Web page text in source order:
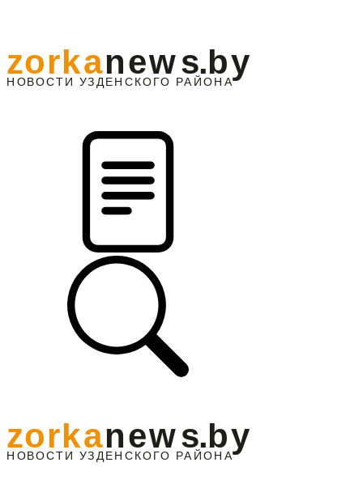
НО ВОСТИ УЗДЕНС КО ГО РАЙОНА
zorkanews.by